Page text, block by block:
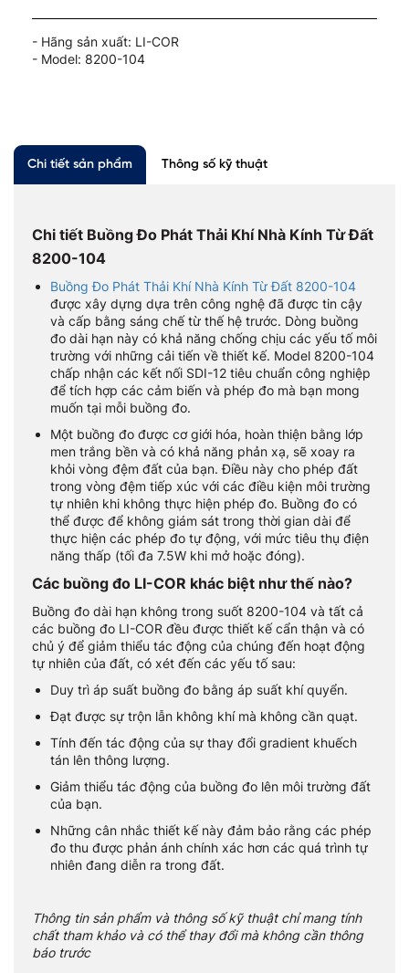
- Hãng sản xuất: LI-COR
- Model: 8200-104
Chi tiết sản phẩm Thông số kỹ thuật
Chi tiết Buồng Đo Phát Thải Khí Nhà Kính Từ Đất
8200-104
Buồng Đo Phát Thải Khí Nhà Kính Từ Đất 8200-104
được xây dựng dựa trên công nghệ đã được tin cậy
và cấp bằng sáng chế từ thế hệ trước. Dòng buồng
đo dài hạn này có khả năng chống chịu các yếu tố môi
trường với những cải tiến về thiết kế. Model 8200-104
chấp nhận các kết nối SDI-12 tiêu chuẩn công nghiệp
để tích hợp các cảm biến và phép đo mà bạn mong
muốn tại mỗi buồng đo.
Một buồng đo được cơ giới hóa, hoàn thiện bằng lớp
men trắng bền và có khả năng phản xạ, sẽ xoay ra
khỏi vòng đệm đất của bạn. Điều này cho phép đất
trong vòng đệm tiếp xúc với các điều kiện môi trường
tự nhiên khi không thực hiện phép đo. Buồng đo có
thể được để không giám sát trong thời gian dài để
thực hiện các phép đo tự động, với mức tiêu thụ điện
năng thấp (tối đa 7.5W khi mở hoặc đóng).
Các buồng đo LI-COR khác biệt như thế nào?
Buồng đo dài hạn không trong suốt 8200-104 và tất cả
các buồng đo LI-COR đều được thiết kế cẩn thận và có
chủ ý để giảm thiểu tác động của chúng đến hoạt động
tự nhiên của đất, có xét đến các yếu tố sau:
Duy trì áp suất buồng đo bằng áp suất khí quyển.
Đạt được sự trộn lẫn không khí mà không cần quạt.
Tính đến tác động của sự thay đổi gradient khuếch
tán lên thông lượng.
Giảm thiểu tác động của buồng đo lên môi trường đất
của bạn.
Những cân nhắc thiết kế này đảm bảo rằng các phép
đo thu được phản ánh chính xác hơn các quá trình tự
nhiên đang diễn ra trong đất.
Thông tin sản phẩm và thông số kỹ thuật chỉ mang tính
chất tham khảo và có thể thay đổi mà không cần thông
báo trước